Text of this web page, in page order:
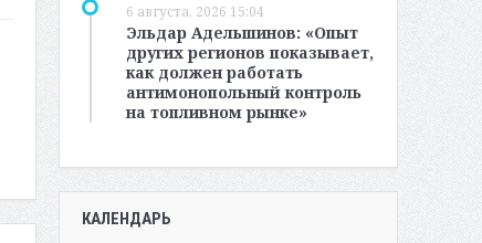
6 августа, 2026 15:04
Эльдар Адельшинов: «Опыт
других регионов показывает,
как должен работать
антимонопольный контроль
на топливном рынке»
КАЛЕНДАРЬ